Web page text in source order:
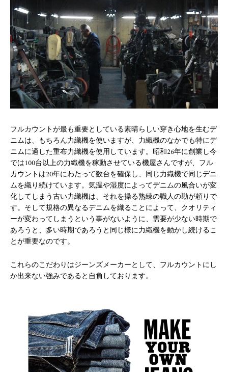
フルカウントが最も重要としている素晴らしい穿き心地を生むデ
ニムは、もちろん力織機を使いますが、力織機のなかでも特にデ
ニムに適した重布力織機を使用しています。昭和26年に創業し今
では100台以上の力織機を稼動させている機屋さんですが、フル
カウントは20年にわたって数台を確保し、同じ力織機で同じデニ
ムを織り続けています。気温や湿度によってデニムの風合いが変
化してしまう古い力織機は、それを操る熟練の職人の勘が頼りで
す。そして規格の異なるデニムを織ることによって、クオリティ
ーが変わってしまうという事がないように、需要が少ない時期で
あろうと、多い時期であろうと同じ様に力織機を動かし続けるこ
とが重要なのです。
これらのこだわりはジーンズメーカーとして、フルカウントにし
か出来ない強みであると自負しております。